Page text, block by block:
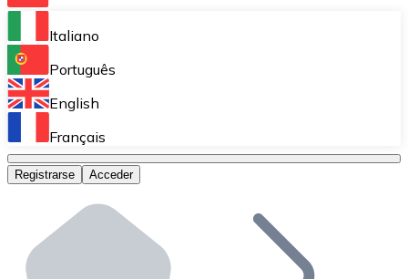
Bitnovo Ramp
Integra nuestra solución en tu plataforma.
Bitnovo Giftcards
Bitnovo OTC
Bitnovo ATM
Integra un ATM Bitnovo en tu negocio y permite que
Italiano
Português
English
Français
Registrarse Acceder